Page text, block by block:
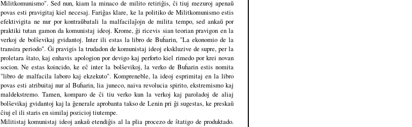
Militkomunismo". Sed nun, kiam la minaco de milito retiriĝis, ĉi tiuj mezuroj apenaŭ
povas esti pravigitaj kiel necesaj. Fariĝas klare, ke la politiko de Militkomunismo estis
efektivigita ne nur por kontraŭbatali la malfacilaĵojn de milita tempo, sed ankaŭ por
praktiki tutan gamon da komunistaj ideoj. Krome, ĝi ricevis sian teorian pravigon en la
verkoj de bolŝevikaj gvidantoj. Inter ili estas la libro de Buĥarin, "La ekonomio de la
transira periodo". Ĝi pravigis la trudadon de komunistaj ideoj ekskluzive de supre, per la
proletara ŝtato, kaj enhavis apologion por devigo kaj perforto kiel rimedo por krei novan
socion. Ne estas koincido, ke eĉ inter la bolŝevikoj, la verko de Buĥarin estis nomita
"libro de malfacila laboro kaj ekzekuto". Kompreneble, la ideoj esprimitaj en la libro
povas esti atribuitaj nur al Buĥarin, lia juneco, naiva revolucia spirito, ekstremismo kaj
maldekstremo. Tamen, komparo de ĉi tiu verko kun la verkoj kaj paroladoj de aliaj
bolŝevikaj gvidantoj kaj la ĝenerale aprobanta takso de Lenin pri ĝi sugestas, ke preskaŭ
ĉiuj el ili staris en similaj pozicioj tiutempe.
Militistaj komunistaj ideoj ankaŭ etendiĝis al la plia procezo de ŝtatigo de produktado.